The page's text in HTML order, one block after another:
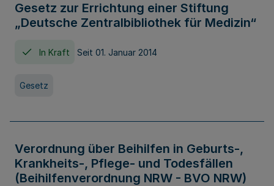
Gesetz zur Errichtung einer Stiftung
„Deutsche Zentralbibliothek für Medizin“
In Kraft Seit 01. Januar 2014
Gesetz
Verordnung über Beihilfen in Geburts-,
Krankheits-, Pflege- und Todesfällen
(Beihilfenverordnung NRW - BVO NRW)